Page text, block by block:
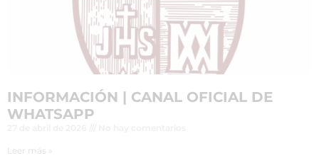
INFORMACIÓN | CANAL OFICIAL DE
WHATSAPP
Leer más »